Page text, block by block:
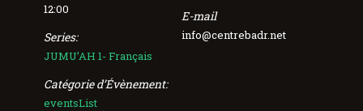
12:00
Series:
JUMU’AH 1- Français
Catégorie d’Évènement:
eventsList
E-mail
info@centrebadr.net